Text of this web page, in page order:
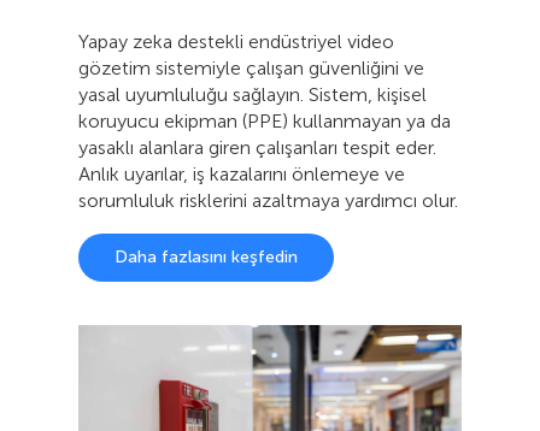
Yapay zeka destekli endüstriyel video
gözetim sistemiyle çalışan güvenliğini ve
yasal uyumluluğu sağlayın. Sistem, kişisel
koruyucu ekipman (PPE) kullanmayan ya da
yasaklı alanlara giren çalışanları tespit eder.
Anlık uyarılar, iş kazalarını önlemeye ve
sorumluluk risklerini azaltmaya yardımcı olur.
Daha fazlasını keşfedin